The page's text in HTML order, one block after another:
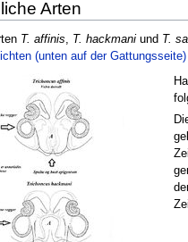
Arten
T. affinis T. hackmaniund T.
(unten auf der Gattungsseite)